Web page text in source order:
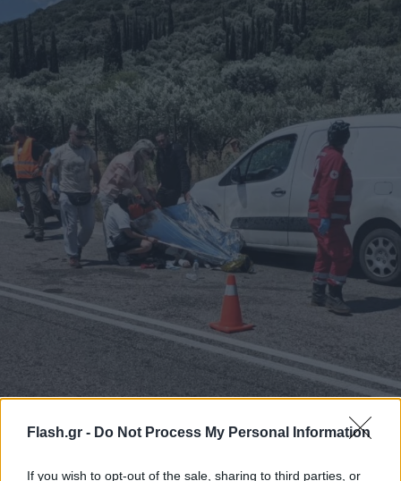
Flash.gr - Do Not Process My Personal Information
If you wish to opt-out of the sale, sharing to third parties, or